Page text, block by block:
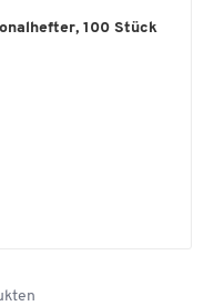
100 Stück